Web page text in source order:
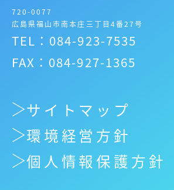
720-0077
広島県福山市南本庄三丁目4番27号
TEL：084-923-7535
FAX：084-927-1365
サイトマップ
環境経営方針
個人情報保護方針